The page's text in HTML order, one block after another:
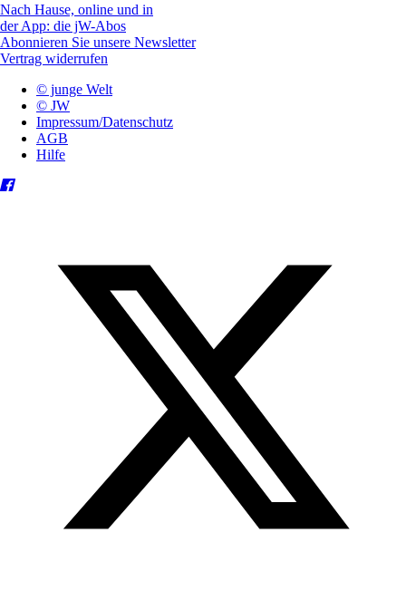
Nach Hause, online und in
der App: die jW-Abos
Abonnieren Sie unsere Newsletter
Vertrag widerrufen
© junge Welt
© JW
Impressum/Datenschutz
AGB
Hilfe